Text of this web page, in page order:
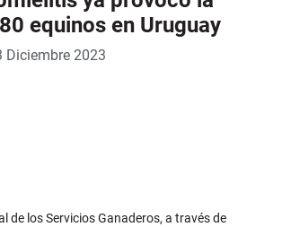
equinos en Uruguay
Diciembre 2023
de los Servicios Ganaderos, a través de